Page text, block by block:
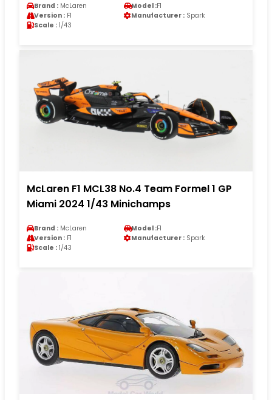
Brand : McLaren Model :F1
Version : F1 Manufacturer : Spark
Scale : 1/43
McLaren F1 MCL38 No.4 Team Formel 1 GP
Miami 2024 1/43 Minichamps
Brand : McLaren Model :F1
Version : F1 Manufacturer : Spark
Scale : 1/43